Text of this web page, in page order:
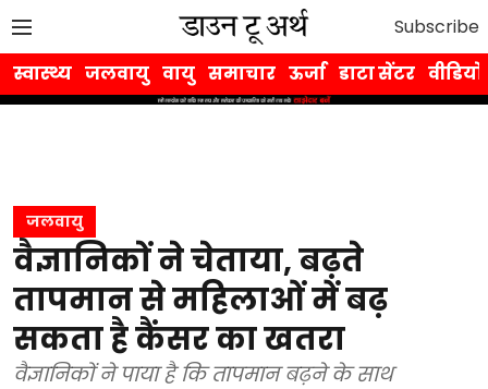
Subscribe
स्वास्थ्य जलवायु वायु समाचार ऊर्जा डाटा सेंटर वीडियो
जलवायु
वैज्ञानिकों ने चेताया, बढ़ते
तापमान से महिलाओं में बढ़
सकता है कैंसर का खतरा
वैज्ञानिकों ने पाया है कि तापमान बढ़ने के साथ